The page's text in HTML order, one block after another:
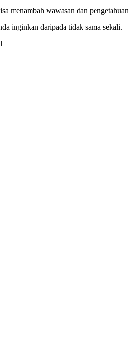
menambah wawasan dan
inginkan daripada tidak sama sekali.